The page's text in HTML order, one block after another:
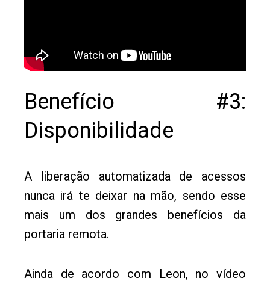
Benefício #3:
Disponibilidade
A liberação automatizada de acessos
nunca irá te deixar na mão, sendo esse
mais um dos grandes benefícios da
portaria remota.
Ainda de acordo com Leon, no vídeo